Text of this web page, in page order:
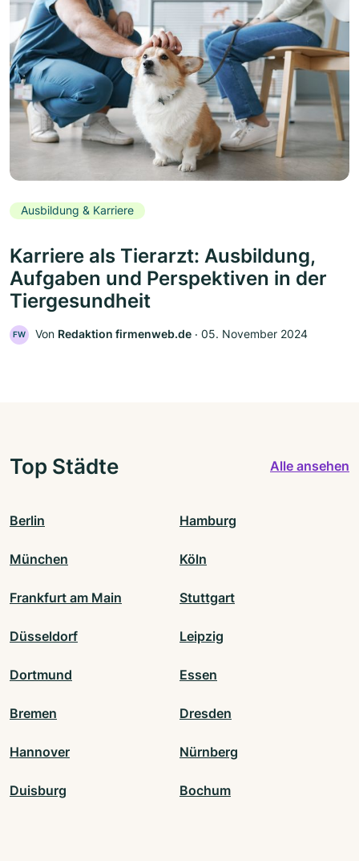
Ausbildung & Karriere
Karriere als Tierarzt: Ausbildung,
Aufgaben und Perspektiven in der
Tiergesundheit
FW Von Redaktion firmenweb.de ‧ 05. November 2024
Top Städte Alle ansehen
Berlin Hamburg
München Köln
Frankfurt am Main Stuttgart
Düsseldorf Leipzig
Dortmund Essen
Bremen Dresden
Hannover Nürnberg
Duisburg Bochum